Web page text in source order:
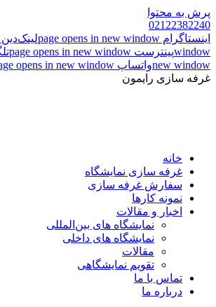
پرش به محتوا
02122382240
اینستاگرام page opens in new window
windowپینترست page opens in new window
new windowواتساپ page opens in new window
غرفه سازی رایمون
نمونه کارها
اخبار و مقالات
نمایشگاه های بین‌المللی
نمایشگاه های داخلی
مقالات
تقویم نمایشگاهی
تماس با ما
درباره ما
خانه
غرفه سازی نمایشگاه
سفارش غرفه سازی